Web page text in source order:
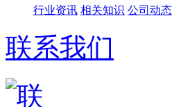
行业资讯 相关知识 公司动态
联系我们